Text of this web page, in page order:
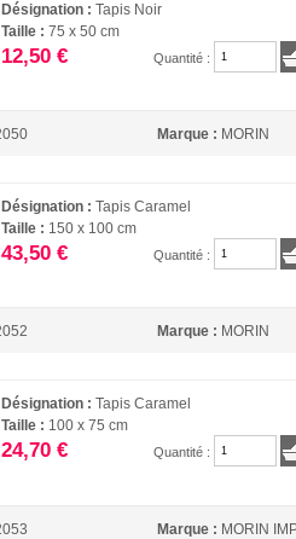
Désignation :Tapis Noir
Taille :75 x 50 cm
12,50 € Quantité :
Marque : MORIN
Désignation :Tapis Caramel
Taille : 150 x 100 cm
43,50 € Quantité :
Marque : MORIN
Désignation :Tapis Caramel
Taille : 100 x 75 cm
24,70 € Quantité :
Marque : MORIN